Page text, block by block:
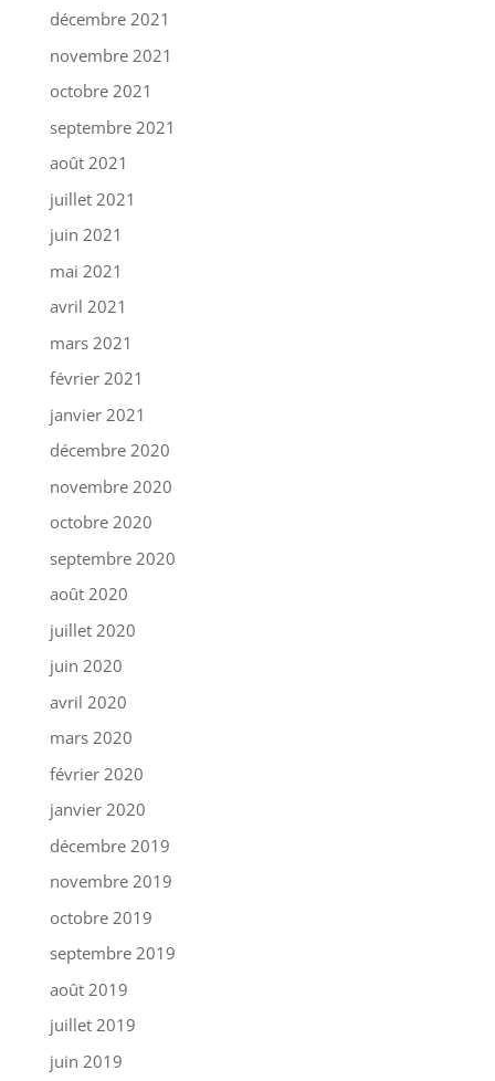
décembre 2021
novembre 2021
octobre 2021
septembre 2021
août 2021
juillet 2021
juin 2021
mai 2021
avril 2021
mars 2021
février 2021
janvier 2021
décembre 2020
novembre 2020
octobre 2020
septembre 2020
août 2020
juillet 2020
juin 2020
avril 2020
mars 2020
février 2020
janvier 2020
décembre 2019
novembre 2019
octobre 2019
septembre 2019
août 2019
juillet 2019
juin 2019